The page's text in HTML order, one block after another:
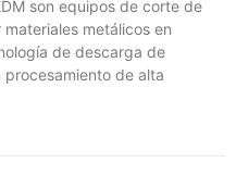
son equipos de corte de
metálicos en
de descarga de
de alta